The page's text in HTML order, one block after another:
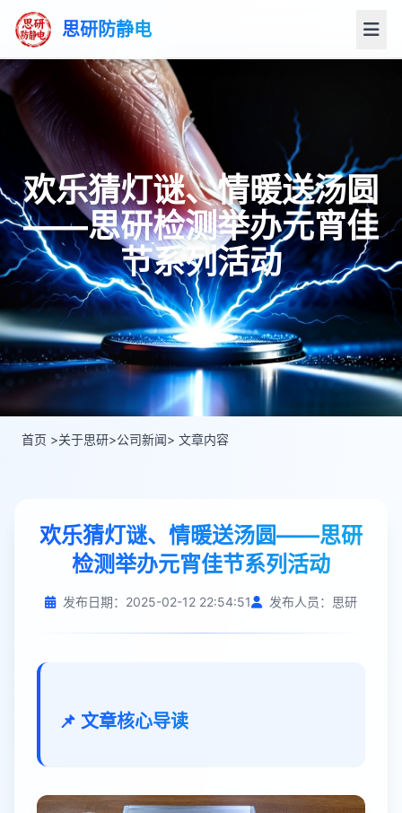
思研防静电
欢乐猜灯谜、情暖送汤圆
——思研检测举办元宵佳
节系列活动
首页 >关于思研>公司新闻> 文章内容
欢乐猜灯谜、情暖送汤圆——思研
检测举办元宵佳节系列活动
发布日期：2025-02-12 22:54:51 发布人员：思研
📌 文章核心导读